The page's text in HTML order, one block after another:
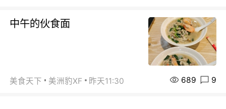
中午的伙食面
美食天下 美洲豹XF 昨天11:30 689 9